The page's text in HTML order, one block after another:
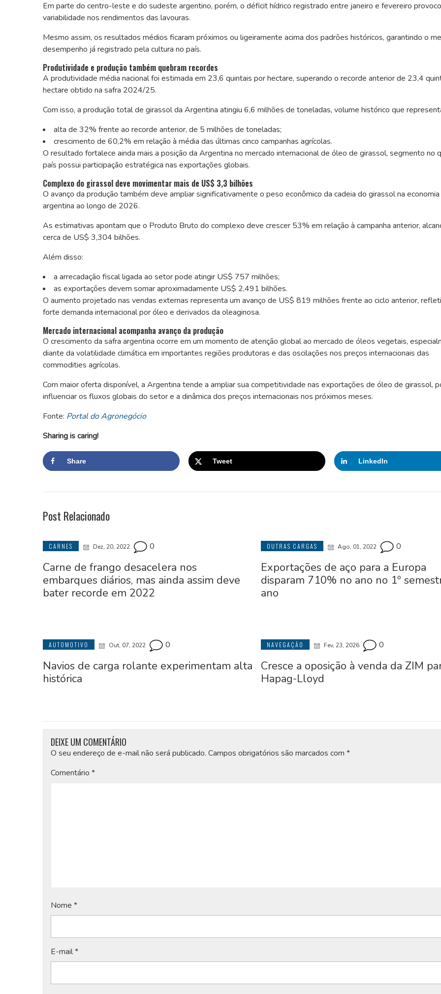
Em parte do centro-leste e do sudeste argentino, porém, o déficit hídrico registrado entre janeiro e fevereiro
variabilidade nos rendimentos das lavouras.
Mesmo assim, os resultados médios ficaram próximos ou ligeiramente acima dos padrões históricos, garantindo o
desempenho já registrado pela cultura no país.
Produtividade e produção também quebram recordes
A produtividade média nacional foi estimada em 23,6 quintais por hectare, superando o recorde anterior de 23,4
hectare obtido na safra 2024/25.
Com isso, a produção total de girassol da Argentina atingiu 6,6 milhões de toneladas, volume histórico que
alta de 32% frente ao recorde anterior, de 5 milhões de toneladas;
crescimento de 60,2% em relação à média das últimas cinco campanhas agrícolas.
O resultado fortalece ainda mais a posição da Argentina no mercado internacional de óleo de girassol, segmento no
país possui participação estratégica nas exportações globais.
Complexo do girassol deve movimentar mais de US$ 3,3 bilhões
O avanço da produção também deve ampliar significativamente o peso econômico da cadeia do girassol na economia
argentina ao longo de 2026.
As estimativas apontam que o Produto Bruto do complexo deve crescer 53% em relação à campanha anterior,
cerca de US$ 3,304 bilhões.
Além disso:
a arrecadação fiscal ligada ao setor pode atingir US$ 757 milhões;
as exportações devem somar aproximadamente US$ 2,491 bilhões.
O aumento projetado nas vendas externas representa um avanço de US$ 819 milhões frente ao ciclo anterior,
forte demanda internacional por óleo e derivados da oleaginosa.
Mercado internacional acompanha avanço da produção
O crescimento da safra argentina ocorre em um momento de atenção global ao mercado de óleos vegetais,
diante da volatilidade climática em importantes regiões produtoras e das oscilações nos preços internacionais das
commodities agrícolas.
Com maior oferta disponível, a Argentina tende a ampliar sua competitividade nas exportações de óleo de girassol,
influenciar os fluxos globais do setor e a dinâmica dos preços internacionais nos próximos meses.
Fonte: Portal do Agronegócio
Sharing is caring!
Share Tweet LinkedIn
Post Relacionado
CARNES Dez, 20, 2022 0
Carne de frango desacelera nos
embarques diários, mas ainda assim deve
bater recorde em 2022
OUTRAS CARGAS Ago, 01, 2022 0
Exportações de aço para a Europa
disparam 710% no ano no 1º
ano
AUTOMOTIVO Out, 07, 2022 0
Navios de carga rolante experimentam alta
histórica
NAVEGAÇÃO Fev, 23, 2026 0
Cresce a oposição à venda da ZIM
Hapag-Lloyd
DEIXE UM COMENTÁRIO
O seu endereço de e-mail não será publicado. Campos obrigatórios são marcados com *
Comentário *
Nome *
E-mail*